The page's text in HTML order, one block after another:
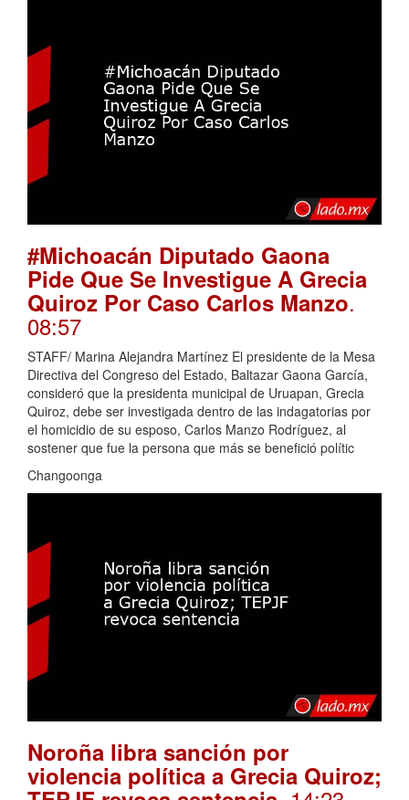
#Michoacán Diputado Gaona
Pide Que Se Investigue A Grecia
Quiroz Por Caso Carlos Manzo.
08:57
STAFF/ Marina Alejandra Martínez El presidente de la Mesa
Directiva del Congreso del Estado, Baltazar Gaona García,
consideró que la presidenta municipal de Uruapan, Grecia
Quiroz, debe ser investigada dentro de las indagatorias por
el homicidio de su esposo, Carlos Manzo Rodríguez, al
sostener que fue la persona que más se benefició polític
Changoonga
Noroña libra sanción por
violencia política a Grecia Quiroz;